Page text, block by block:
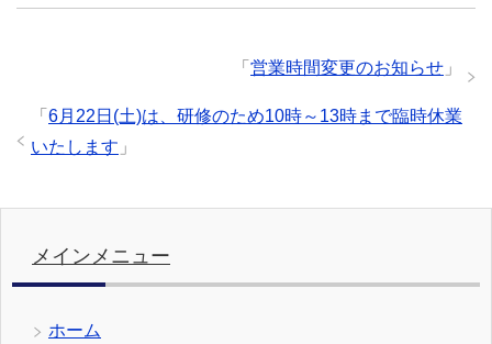
「 営業時間変更のお知らせ 」
「 6月22日(土)は、研修のため10時～13時まで臨時休業
いたします 」
メインメニュー
ホーム